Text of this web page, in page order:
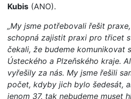
Kubis (ANO).
„My jsme potřebovali řešit
schopná zajistit praxi pro třicet
čekali, že budeme komunikovat
Ústeckého a Plzeňského kraje.
vyřešily za nás. My jsme řešili
počet, kdyby jich bylo šedesát,
jenom 37, tak nebudeme muset